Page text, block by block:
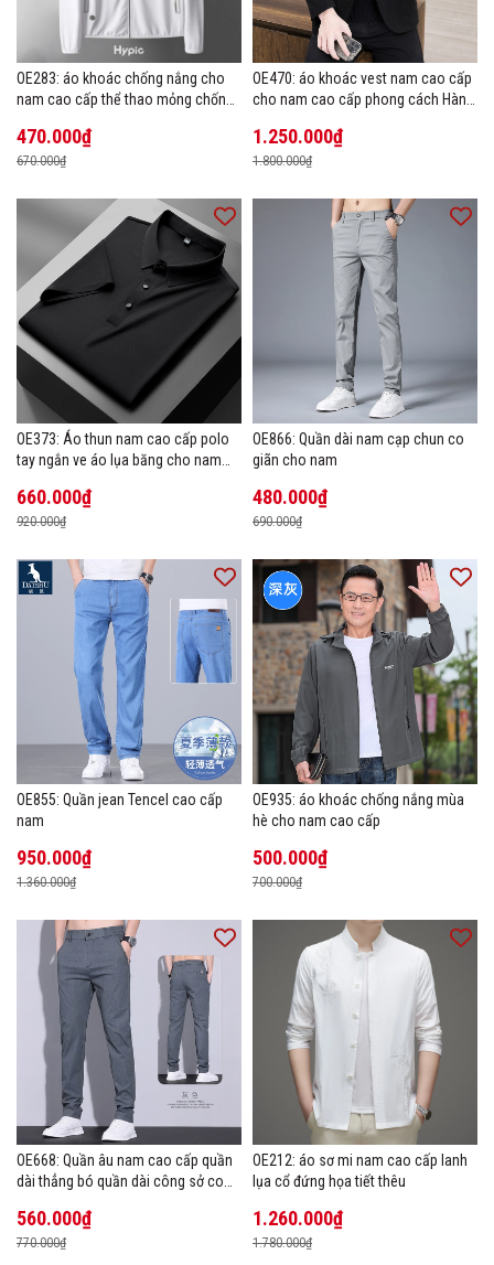
OE283: áo khoác chống nắng cho
nam cao cấp thể thao mỏng chống
470.000₫
670.000₫
OE470: áo khoác vest nam cao cấp
cho nam cao cấp phong cách Hàn
1.250.000₫
1.800.000₫
OE373: Áo thun nam cao cấp polo
tay ngắn ve áo lụa băng cho nam
660.000₫
920.000₫
OE866: Quần dài nam cạp chun co
giãn cho nam
480.000₫
690.000₫
OE855: Quần jean Tencel cao cấp
nam
950.000₫
1.360.000₫
OE935: áo khoác chống nắng mùa
hè cho nam cao cấp
500.000₫
700.000₫
OE668: Quần âu nam cao cấp quần
dài thẳng bó quần dài công sở co
560.000₫
770.000₫
OE212: áo sơ mi nam cao cấp lanh
lụa cổ đứng họa tiết thêu
1.260.000₫
1.780.000₫